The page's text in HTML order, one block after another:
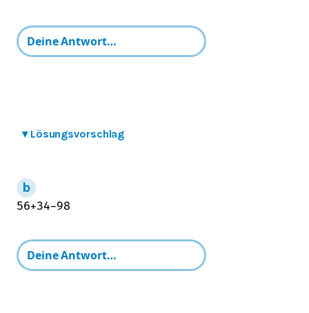
▾ Lösungsvorschlag
56+34−98